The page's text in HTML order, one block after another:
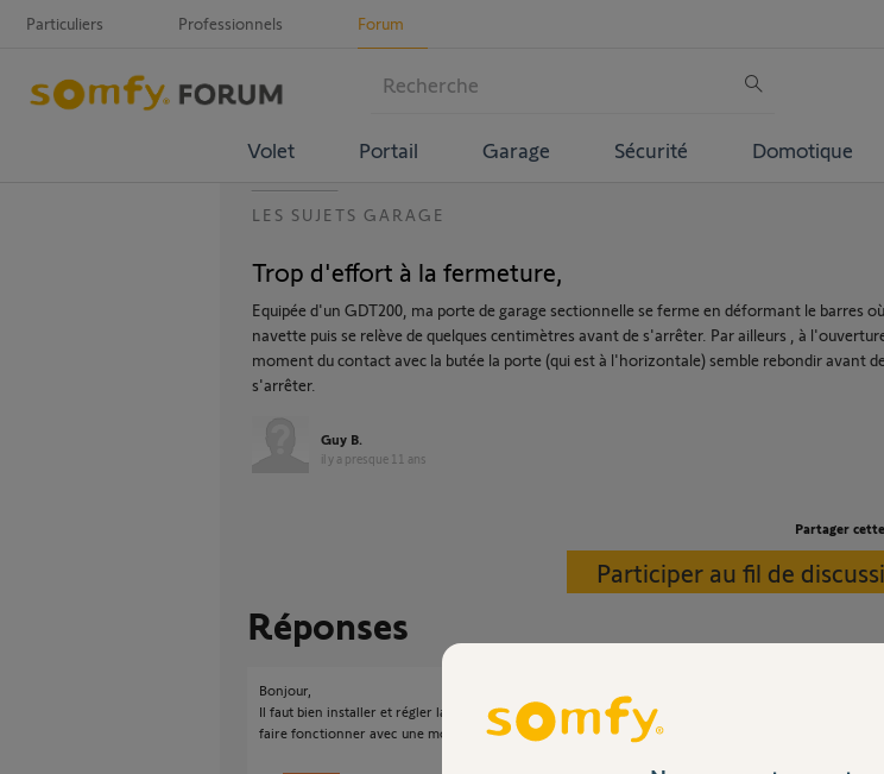
Particuliers Professionnels Forum
Volet Portail Garage Sécurité Domotique
LES SUJETS GARAGE
Trop d'effort à la fermeture,
Equipée d'un GDT200, ma porte de garage sectionnelle se ferme en déformant le barres
navette puis se relève de quelques centimètres avant de s'arrêter. Par ailleurs , à
moment du contact avec la butée la porte (qui est à l'horizontale) semble rebondir avant
s'arrêter.
Guy B.
il y a presque 11 ans
Partager
Participer au fil de
Réponses
Bonjour,
Il faut bien installer et régler la porte, elle doit fonctionner facilement à la main avant de la
faire fonctionner avec une motorisation.